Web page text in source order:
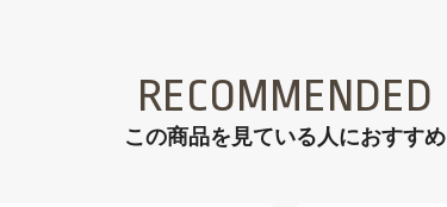
RECOMMENDED
この商品を見ている⼈におすすめ